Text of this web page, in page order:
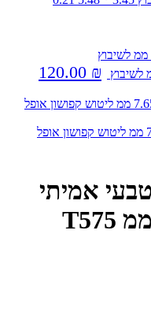
120.00 ₪
0.80 קראט אופל טבעי אמיתי 5.80 * 7.65 ממ ליטוש קפושון אופל
טבעי אמיתי